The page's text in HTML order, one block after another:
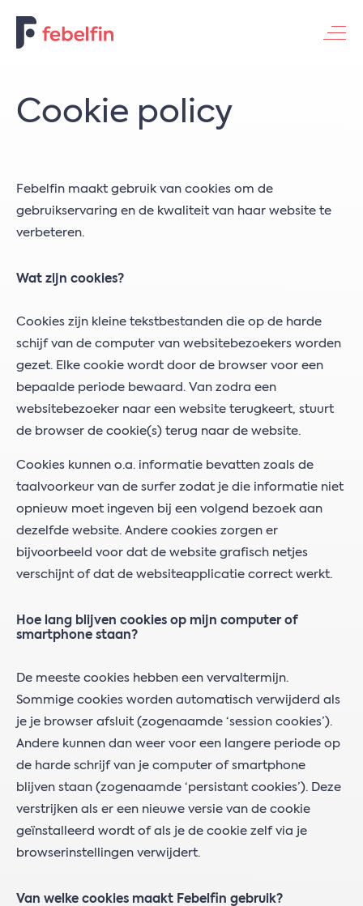
Cookie policy
Febelfin maakt gebruik van cookies om de
gebruikservaring en de kwaliteit van haar website te
verbeteren.
Wat zijn cookies?
Cookies zijn kleine tekstbestanden die op de harde
schijf van de computer van websitebezoekers worden
gezet. Elke cookie wordt door de browser voor een
bepaalde periode bewaard. Van zodra een
websitebezoeker naar een website terugkeert, stuurt
de browser de cookie(s) terug naar de website.
Cookies kunnen o.a. informatie bevatten zoals de
taalvoorkeur van de surfer zodat je die informatie niet
opnieuw moet ingeven bij een volgend bezoek aan
dezelfde website. Andere cookies zorgen er
bijvoorbeeld voor dat de website grafisch netjes
verschijnt of dat de websiteapplicatie correct werkt.
Hoe lang blijven cookies op mijn computer of
smartphone staan?
De meeste cookies hebben een vervaltermijn.
Sommige cookies worden automatisch verwijderd als
je je browser afsluit (zogenaamde ‘session cookies’).
Andere kunnen dan weer voor een langere periode op
de harde schrijf van je computer of smartphone
blijven staan (zogenaamde ‘persistant cookies’). Deze
verstrijken als er een nieuwe versie van de cookie
geïnstalleerd wordt of als je de cookie zelf via je
browserinstellingen verwijdert.
Van welke cookies maakt Febelfin gebruik?